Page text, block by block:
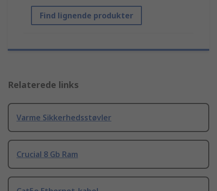
Find lignende produkter
Relaterede links
Varme Sikkerhedsstøvler
Crucial 8 Gb Ram